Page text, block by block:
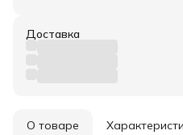
Доставка
О товаре